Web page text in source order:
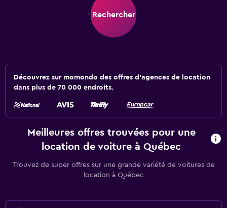
Rechercher
Découvrez sur momondo des offres d'agences de location
dans plus de 70 000 endroits.
Meilleures offres trouvées pour une
location de voiture à Québec
Trouvez de super offres sur une grande variété de voitures de
location à Québec